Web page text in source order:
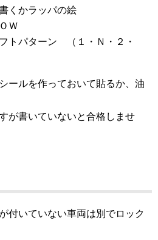
くかラッパの絵
Ｗ
トパターン （１・Ｎ・２・
ールを作っておいて貼るか、油
が書いていないと合格しませ
付いていない車両は別でロック